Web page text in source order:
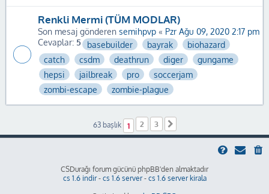
Renkli Mermi (TÜM MODLAR)
Son mesaj gönderen semihpvp « Pzr Ağu 09, 2020 2:17 pm
Cevaplar: 5 basebuilder bayrak
biohazard
catch
csdm deathrun diger
gungame
hepsi
jailbreak pro
soccerjam
zombi-escape
zombie-plague
63 başlık 1 2 3
CSDurağı forum gücünü phpBB'den almaktadır
cs 1.6 indir- cs 1.6 server- cs 1.6 server kirala